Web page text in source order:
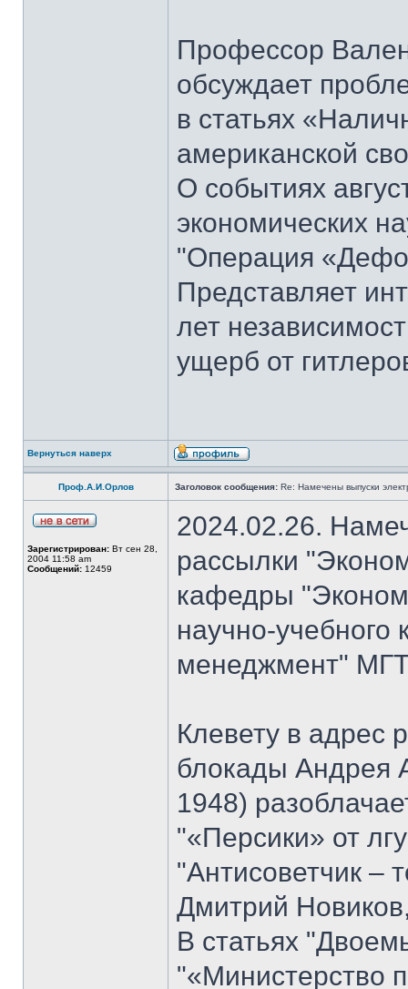
Профессор
обсуждает
в статьях
американской
О событиях
экономических
"Операция
Представляет
лет
ущерб от
Вернуться наверх
Проф.А.И.Орлов Заголовок сообщения: Re: Намечены выпуски
Зарегистрирован: Вт сен 28,
2004 11:58 am
Сообщений: 12459
2024.02.26.
рассылки
кафедры
научно-
менеджмент"
Клевету в адрес
блокады Андрея
1948)
"«Персики» от
"Антисоветчик –
Дмитрий
В статьях
"«Министерство